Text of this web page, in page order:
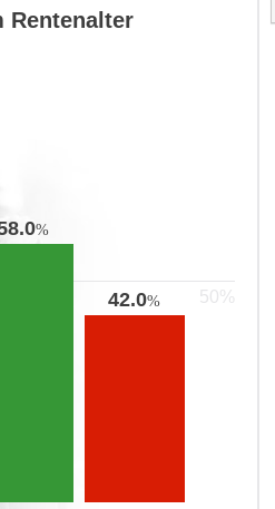
Rentenalter
%
42.0%